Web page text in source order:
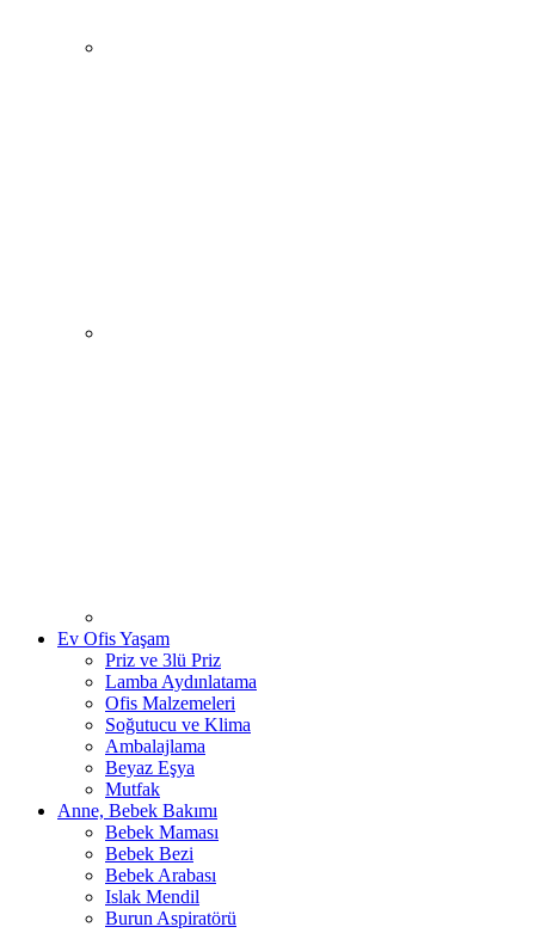
Ev Ofis Yaşam
Priz ve 3lü Priz
Lamba Aydınlatama
Ofis Malzemeleri
Soğutucu ve Klima
Ambalajlama
Beyaz Eşya
Mutfak
Anne, Bebek Bakımı
Bebek Maması
Bebek Bezi
Bebek Arabası
Islak Mendil
Burun Aspiratörü